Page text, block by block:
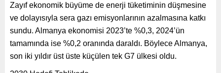
Zayıf ekonomik büyüme de enerji tüketiminin düşmesine
ve dolayısıyla sera gazı emisyonlarının azalmasına katkı
sundu. Almanya ekonomisi 2023’te %0,3, 2024’ün
tamamında ise %0,2 oranında daraldı. Böylece Almanya,
son iki yıldır üst üste küçülen tek G7 ülkesi oldu.